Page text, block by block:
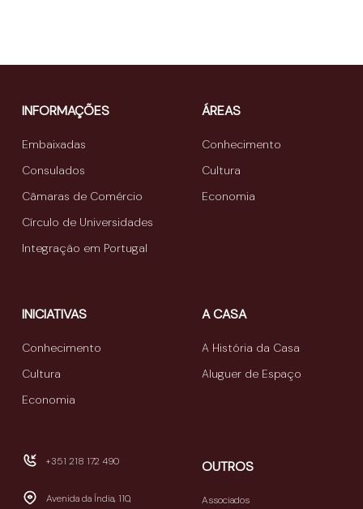
INFORMAÇÕES
Embaixadas
Consulados
Câmaras de Comércio
Círculo de Universidades
Integração em Portugal
ÁREAS
Conhecimento
Cultura
Economia
INICIATIVAS
Conhecimento
Cultura
Economia
A CASA
A História da Casa
Aluguer de Espaço
+351 218 172 490
Avenida da Índia, 110,
OUTROS
Associados